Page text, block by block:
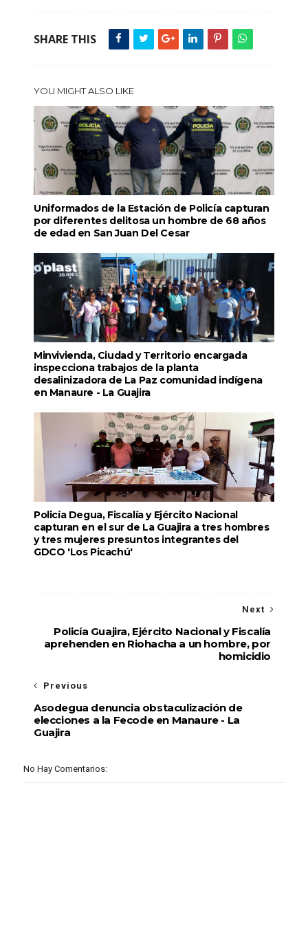
SHARE THIS
YOU MIGHT ALSO LIKE
Uniformados de la Estación de Policía capturan
por diferentes delitosa un hombre de 68 años
de edad en San Juan Del Cesar
Minvivienda, Ciudad y Territorio encargada
inspecciona trabajos de la planta
desalinizadora de La Paz comunidad indígena
en Manaure - La Guajira
Policía Degua, Fiscalía y Ejército Nacional
capturan en el sur de La Guajira a tres hombres
y tres mujeres presuntos integrantes del
GDCO 'Los Picachú'
Next
Policía Guajira, Ejército Nacional y Fiscalía
aprehenden en Riohacha a un hombre, por
homicidio
Previous
Asodegua denuncia obstaculización de
elecciones a la Fecode en Manaure - La
Guajira
No Hay Comentarios: